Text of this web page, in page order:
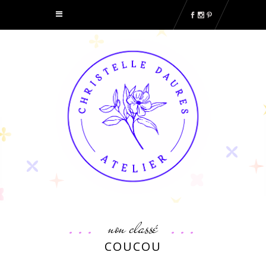
non classé
COUCOU